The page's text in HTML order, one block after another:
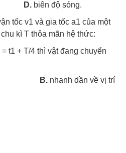
D. biên độ sóng.
tốc v1 và gia tốc a1 của một
kì T thỏa mãn hệ thức:
t1 + T/4 thì vật đang chuyển
B. nhanh dần về vị trí